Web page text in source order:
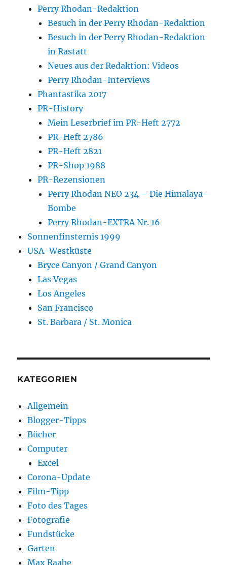
Perry Rhodan-Redaktion
Besuch in der Perry Rhodan-Redaktion
Besuch in der Perry Rhodan-Redaktion
in Rastatt
Neues aus der Redaktion: Videos
Perry Rhodan-Interviews
Phantastika 2017
PR-History
Mein Leserbrief im PR-Heft 2772
PR-Heft 2786
PR-Heft 2821
PR-Shop 1988
PR-Rezensionen
Perry Rhodan NEO 234 – Die Himalaya-
Bombe
Perry Rhodan-EXTRA Nr. 16
Sonnenfinsternis 1999
USA-Westküste
Bryce Canyon / Grand Canyon
Las Vegas
Los Angeles
San Francisco
St. Barbara / St. Monica
KATEGORIEN
Allgemein
Blogger-Tipps
Bücher
Computer
Excel
Corona-Update
Film-Tipp
Foto des Tages
Fotografie
Fundstücke
Garten
Max Raabe